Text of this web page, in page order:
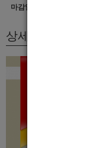
마감일자
상세모집내용